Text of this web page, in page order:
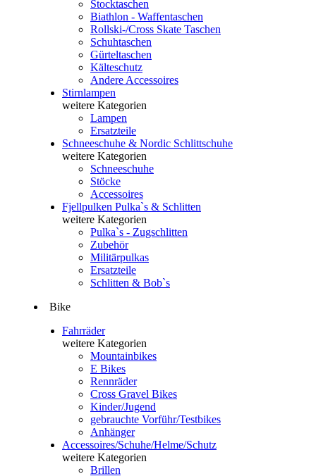
Stocktaschen
Biathlon - Waffentaschen
Rollski-/Cross Skate Taschen
Schuhtaschen
Gürteltaschen
Kälteschutz
Andere Accessoires
Stirnlampen
weitere Kategorien
Lampen
Ersatzteile
Schneeschuhe & Nordic Schlittschuhe
weitere Kategorien
Schneeschuhe
Stöcke
Accessoires
Fjellpulken Pulka`s & Schlitten
weitere Kategorien
Pulka`s - Zugschlitten
Zubehör
Militärpulkas
Ersatzteile
Schlitten & Bob`s
Bike
Fahrräder
weitere Kategorien
Mountainbikes
E Bikes
Rennräder
Cross Gravel Bikes
Kinder/Jugend
gebrauchte Vorführ/Testbikes
Anhänger
Accessoires/Schuhe/Helme/Schutz
weitere Kategorien
Brillen